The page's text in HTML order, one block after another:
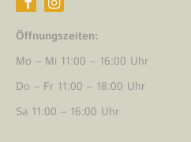
Öffnungszeiten:
Mo – Mi 11:00 – 16:00 Uhr
Do – Fr 11:00 – 18:00 Uhr
Sa 11:00 – 16:00 Uhr